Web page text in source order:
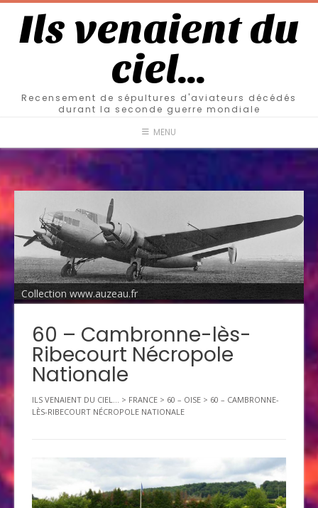
Ils venaient du
ciel…
Recensement de sépultures d'aviateurs décédés
durant la seconde guerre mondiale
MENU
Collection www.auzeau.fr
60 – Cambronne-lès-
Ribecourt Nécropole
Nationale
ILS VENAIENT DU CIEL... > FRANCE > 60 – OISE > 60 – CAMBRONNE-
LÈS-RIBECOURT NÉCROPOLE NATIONALE